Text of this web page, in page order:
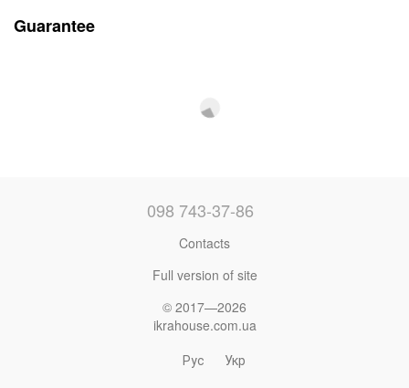
Guarantee
098 743-37-86
Contacts
Full version of site
© 2017—2026
ikrahouse.com.ua
Рус
Укр